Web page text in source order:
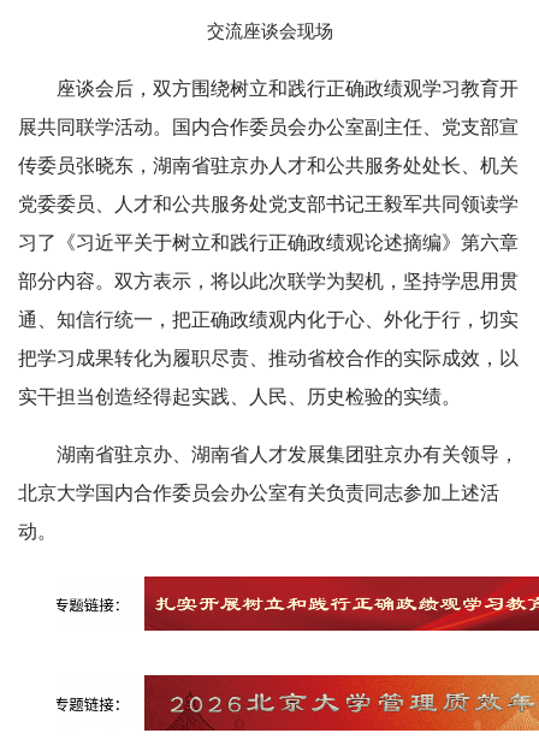
交流座谈会现场
座谈会后，双方围绕树立和践行正确政绩观学习教育开
展共同联学活动。
国内合作委员会办公室副主任、党支部宣
传委员张晓东，湖南省驻京办人才和公共服务处处长、机关
党委委员、人才和公共服务处党支部书记王毅军共同领读学
习了《习近平关于树立和践行正确政绩观论述摘编》第六章
部分内容。双方表示，将以此次联学为契机，坚持学思用贯
通、知信行统一，把正确政绩观内化于心、外化于行，切实
把学习成果转化为履职尽责、推动省校合作的实际成效，以
实干担当创造经得起实践、人民、历史检验的实绩。
湖南省驻京办、湖南省人才发展集团驻京办有关领导，
北京大学国内合作委员会办公室有关负责同志参加上述活
动。